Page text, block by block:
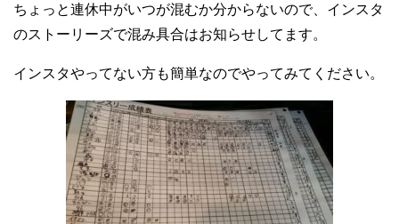
ちょっと連休中がいつが混むか分からないので、インスタ
のストーリーズで混み具合はお知らせしてます。
インスタやってない方も簡単なのでやってみてください。